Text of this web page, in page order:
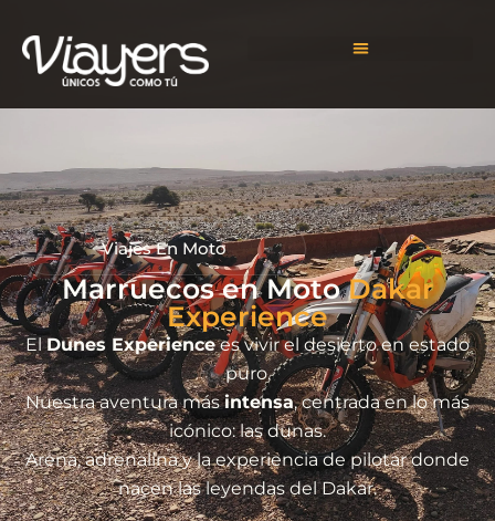
Viajes En Moto
Marruecos en Moto
ElDunes Experiencees vivir el desierto en estado
puro.
Nuestra aventura másintensa, centrada en lo más
icónico: las dunas.
Arena, adrenalina y la experiencia de pilotar donde
nacen las leyendas del Dakar.